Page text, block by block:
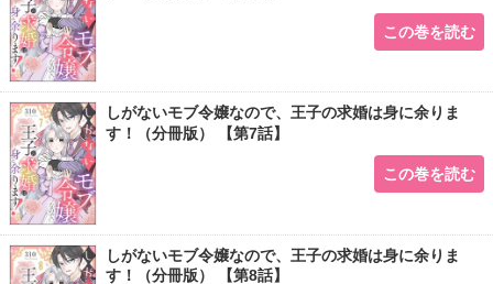
この巻を読む
しがないモブ令嬢なので、王子の求婚は身に余りま
す！（分冊版） 【第7話】
この巻を読む
しがないモブ令嬢なので、王子の求婚は身に余りま
す！（分冊版） 【第8話】